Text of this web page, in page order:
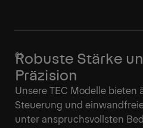
Robuste Stärke
Präzision
Unsere TEC Modelle bieten
Steuerung und
unter anspruchsvollsten